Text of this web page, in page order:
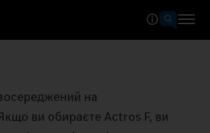
на
ви обираєте Actros F, ви